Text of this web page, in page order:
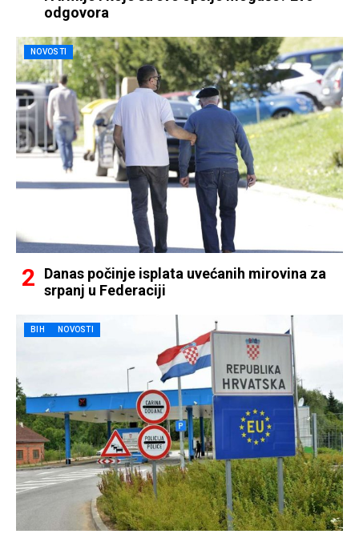
odgovora
NOVOSTI
Danas počinje isplata uvećanih mirovina za
srpanj u Federaciji
BIH NOVOSTI